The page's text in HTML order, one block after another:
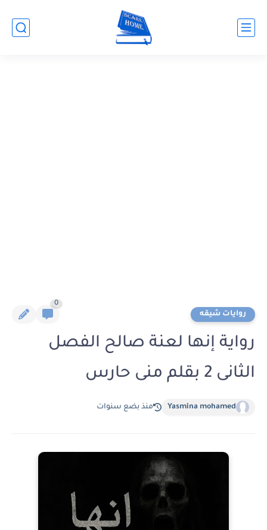
روايات شيقه
0
رواية إنها لعنة صالح الفصل
الثانى 2 بقلم منى حارس
Yasmina mohamed منذ بضع سنوات